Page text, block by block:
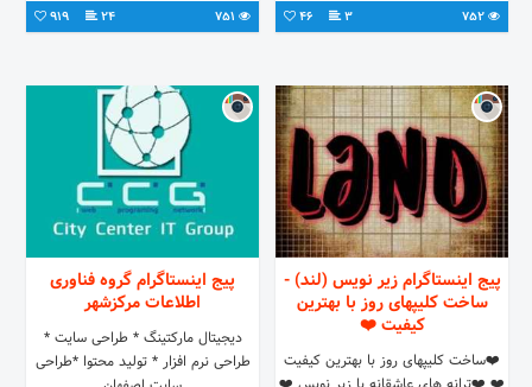
3
46
24
919
پیج اینستاگرام زیر نویس (لند) -
ساخت کلیپهای روز با بهترین
کیفیت ❤️
❤️ساخت کلیپهای روز با بهترین کیفیت
پیج اینستاگرام گروه فناوری
اطلاعات مرکزشهر
دیجیتال مارکتینگ * طراحی سایت *
طراحی نرم افزار * تولید محتوا *طراحی